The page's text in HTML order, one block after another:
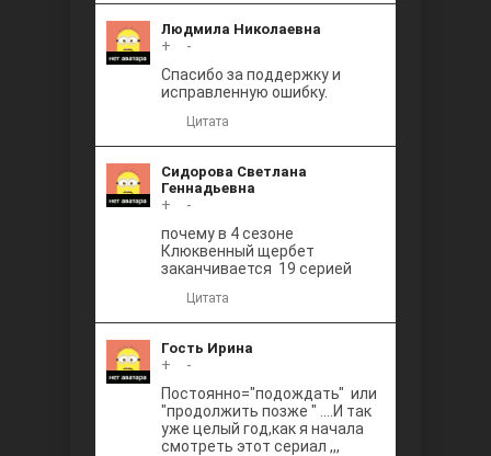
Между
Ветреный
Людмила Николаевна
+
-
Спасибо за поддержку и
исправленную ошибку.
Цитата
Сидорова Светлана
Геннадьевна
+
-
почему в 4 сезоне
Клюквенный щербет
заканчивается 19 серией
Цитата
Гость Ирина
+
-
Постоянно="подождать" или
"продолжить позже " ....И так
уже целый год,как я начала
смотреть этот сериал ,,,